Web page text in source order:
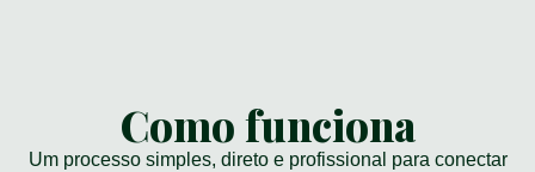
Como funciona
Um processo simples, direto e profissional para conectar